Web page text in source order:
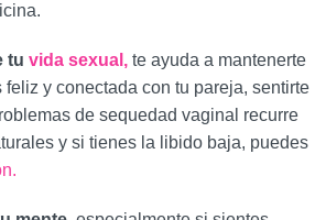
tu vida sexual, te ayuda a mantenerte
feliz y conectada con tu pareja, sentirte
de sequedad vaginal recurre
y si tienes la libido baja, puedes